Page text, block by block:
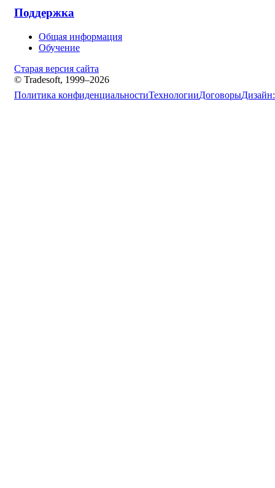
Поддержка
Общая информация
Обучение
Старая версия сайта
© Tradesoft, 1999–2026
Политика конфиденциальностиТехнологииДоговорыДизайн: